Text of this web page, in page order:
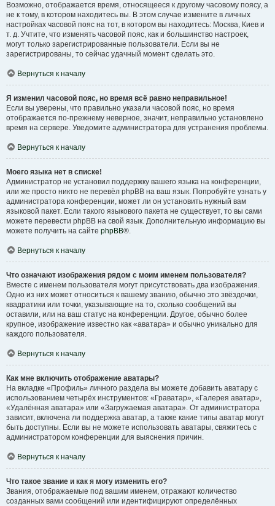
Возможно, отображается время, относящееся к другому часовому поясу, а
не к тому, в котором находитесь вы. В этом случае измените в личных
настройках часовой пояс на тот, в котором вы находитесь: Москва, Киев и
т. д. Учтите, что изменять часовой пояс, как и большинство настроек,
могут только зарегистрированные пользователи. Если вы не
зарегистрированы, то сейчас удачный момент сделать это.
Вернуться к началу
Я изменил часовой пояс, но время всё равно неправильное!
Если вы уверены, что правильно указали часовой пояс, но время
отображается по-прежнему неверное, значит, неправильно установлено
время на сервере. Уведомите администратора для устранения проблемы.
Вернуться к началу
Моего языка нет в списке!
Администратор не установил поддержку вашего языка на конференции,
или же просто никто не перевёл phpBB на ваш язык. Попробуйте узнать у
администратора конференции, может ли он установить нужный вам
языковой пакет. Если такого языкового пакета не существует, то вы сами
можете перевести phpBB на свой язык. Дополнительную информацию вы
можете получить на сайте phpBB®.
Вернуться к началу
Что означают изображения рядом с моим именем пользователя?
Вместе с именем пользователя могут присутствовать два изображения.
Одно из них может относиться к вашему званию, обычно это звёздочки,
квадратики или точки, указывающие на то, сколько сообщений вы
оставили, или на ваш статус на конференции. Другое, обычно более
крупное, изображение известно как «аватара» и обычно уникально для
каждого пользователя.
Вернуться к началу
Как мне включить отображение аватары?
На вкладке «Профиль» личного раздела вы можете добавить аватару с
использованием четырёх инструментов: «Граватар», «Галерея аватар»,
«Удалённая аватара» или «Загружаемая аватара». От администратора
зависит, включена ли поддержка аватар, а также какие типы аватар могут
быть доступны. Если вы не можете использовать аватары, свяжитесь с
администратором конференции для выяснения причин.
Вернуться к началу
Что такое звание и как я могу изменить его?
Звания, отображаемые под вашим именем, отражают количество
созданных вами сообщений или идентифицируют определённых